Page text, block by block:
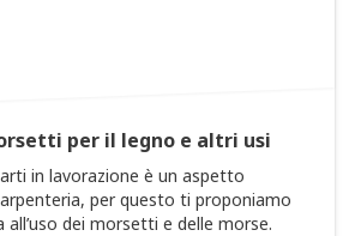
per il legno e altri usi
in lavorazione è un aspetto
per questo ti proponiamo
all’uso dei morsetti e delle morse.